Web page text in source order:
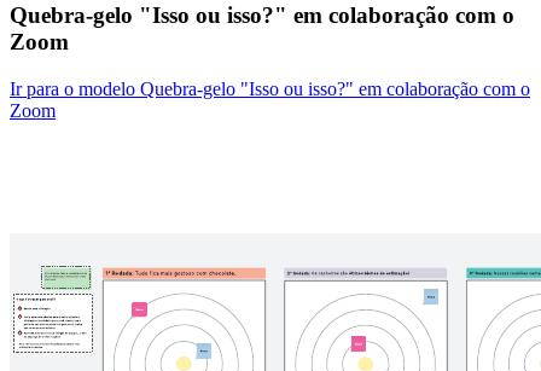
Quebra-gelo "Isso ou isso?" em colaboração com o
Zoom
Ir para o modelo Quebra-gelo "Isso ou isso?" em colaboração com o
Zoom